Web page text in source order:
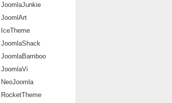
JoomlaJunkie
JoomlArt
IceTheme
JoomlaShack
JoomlaBamboo
JoomlaVi
NeoJoomla
RocketTheme